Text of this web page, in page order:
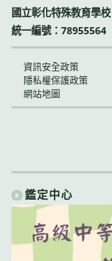
國立彰化特殊教育學校
統一編號：78955564
資訊安全政策
隱私權保護政策
網站地圖
鑑定中心